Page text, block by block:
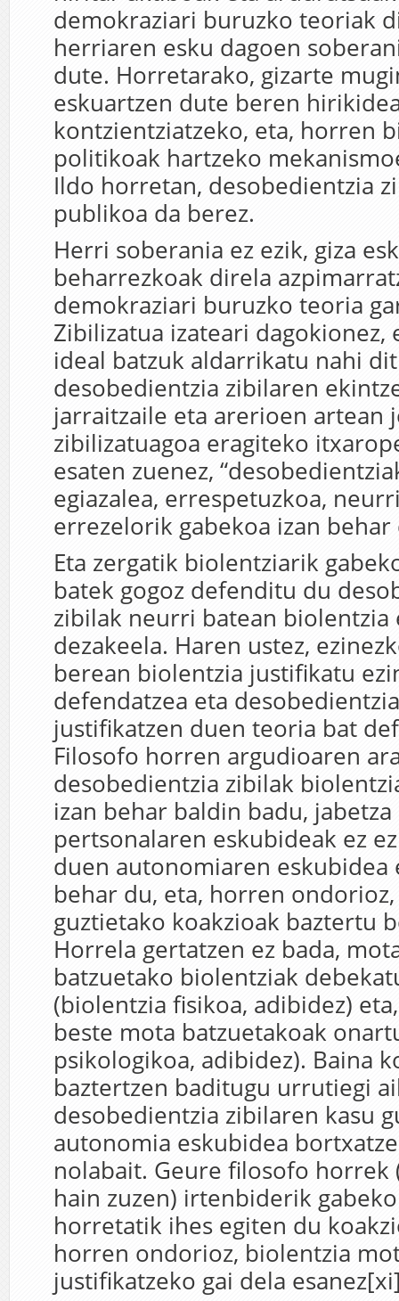
demokraziari buruzko teoriak
herriaren esku dagoen
dute. Horretarako, gizarte
eskuartzen dute beren
kontzientziatzeko, eta, horren
politikoak hartzeko
Ildo horretan, desobedientzia
publikoa da berez.
Herri soberania ez ezik, giza
beharrezkoak direla
demokraziari buruzko teoria
Zibilizatua izateari dagokionez,
ideal batzuk aldarrikatu nahi
desobedientzia zibilaren
jarraitzaile eta arerioen artean
zibilizatuagoa eragiteko
esaten zuenez,
egiazalea, errespetuzkoa,
errezelorik gabekoa izan behar
Eta zergatik biolentziarik
batek gogoz defenditu du
zibilak neurri batean biolentzia
dezakeela. Haren ustez,
berean biolentzia justifikatu
defendatzea eta
justifikatzen duen teoria bat
Filosofo horren argudioaren
desobedientzia zibilak
izan behar baldin badu,
pertsonalaren eskubideak ez
duen autonomiaren eskubidea
behar du, eta, horren
guztietako koakzioak baztertu
Horrela gertatzen ez bada,
batzuetako biolentziak
(biolentzia fisikoa, adibidez)
beste mota batzuetakoak
psikologikoa, adibidez). Baina
baztertzen baditugu urrutiegi
desobedientzia zibilaren kasu
autonomia eskubidea
nolabait. Geure filosofo horrek
hain zuzen) irtenbiderik
horretatik ihes egiten du
horren ondorioz, biolentzia
justifikatzeko gai dela